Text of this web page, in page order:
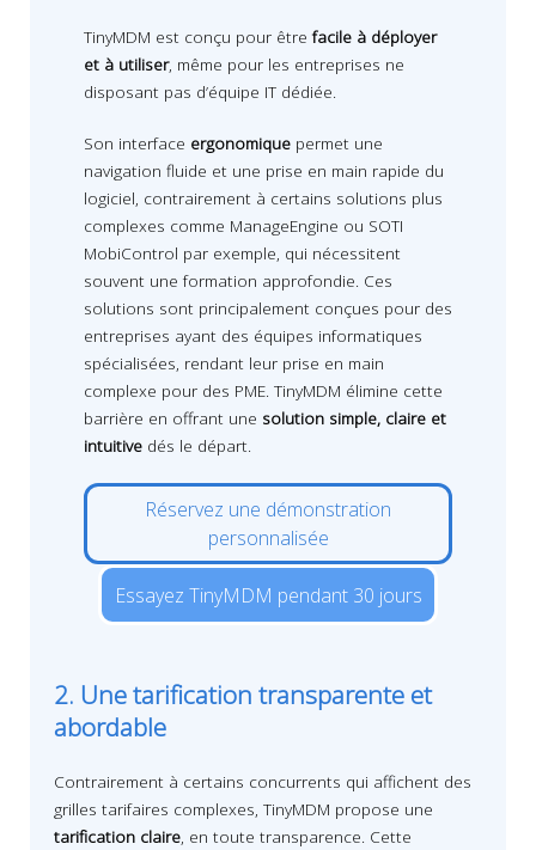
TinyMDM est conçu pour êtrefacile à déployer
et à utiliser, même pour les entreprises ne
disposant pas d’équipe IT dédiée.
Son interface ergonomique permet une
navigation fluide et une prise en main rapide du
logiciel, contrairement à certains solutions plus
complexes comme ManageEngine ou SOTI
MobiControl par exemple, qui nécessitent
souvent une formation approfondie. Ces
solutions sont principalement conçues pour des
entreprises ayant des équipes informatiques
spécialisées, rendant leur prise en main
complexe pour des PME. TinyMDM élimine cette
barrière en offrant une solution simple, claire et
intuitive dés le départ.
Réservez une démonstration
personnalisée
Essayez TinyMDM pendant 30 jours
2. Une tarification transparente et
abordable
Contrairement à certains concurrents qui affichent des
grilles tarifaires complexes, TinyMDM propose une
tarification claire, en toute transparence. Cette